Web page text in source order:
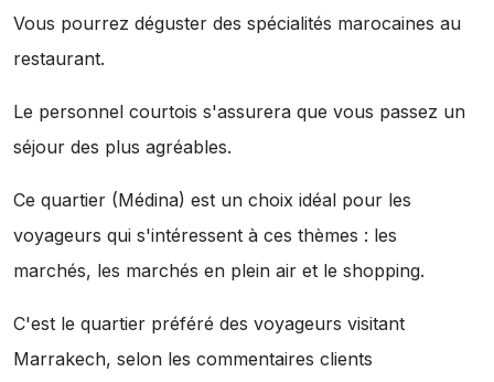
Vous pourrez déguster des spécialités marocaines au
restaurant.
Le personnel courtois s'assurera que vous passez un
séjour des plus agréables.
Ce quartier (Médina) est un choix idéal pour les
voyageurs qui s'intéressent à ces thèmes : les
marchés, les marchés en plein air et le shopping.
C'est le quartier préféré des voyageurs visitant
Marrakech, selon les commentaires clients